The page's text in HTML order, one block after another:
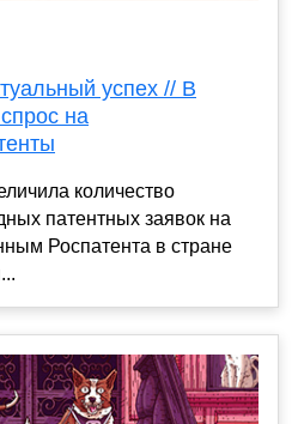
успех // В
на
количество
патентных заявок на
Роспатента в стране